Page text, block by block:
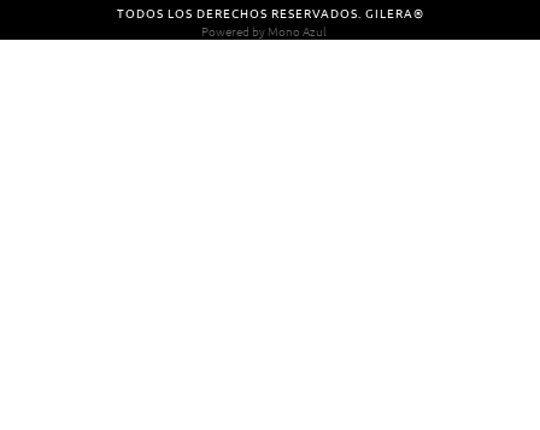
TODOS LOS DERECHOS RESERVADOS. GILERA®
Powered by Mono Azul